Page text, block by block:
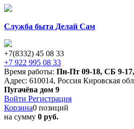
Служба быта Делай Сам
+7(8332) 45 08 33
+7 922 995 08 33
Время работы: Пн-Пт 09-18, СБ 9-17,
Адрес: 610014, Россия Кировская
Пугачёва дом 9
Войти Регистрация
Корзина0 позиций
на сумму 0 руб.